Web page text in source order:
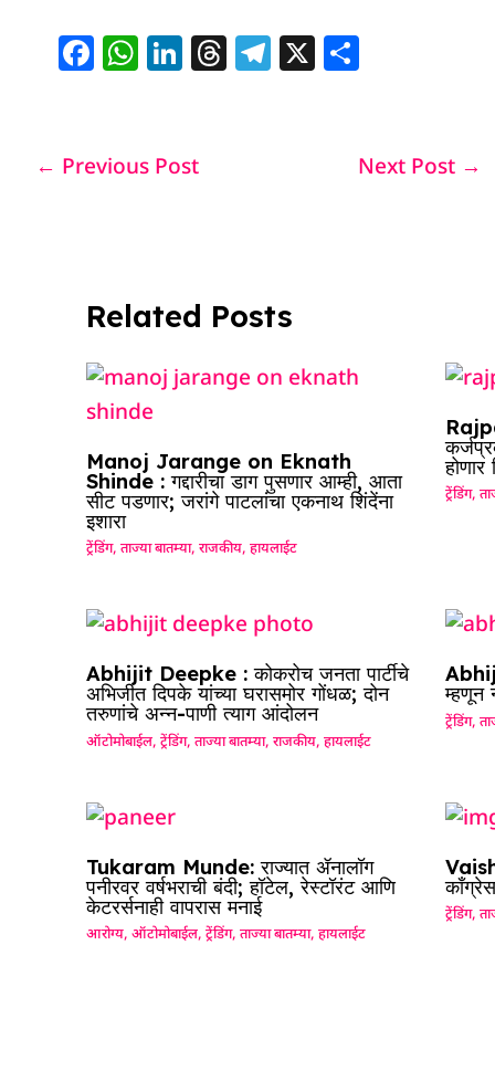
F
e
k
W
s
Li
e
T T X
e
← Previous Post Next Post →
Related Posts
Manoj Jarange on Eknath
Shinde : गद्दारीचा डाग पुसणार आम्ही, आता
सीट पडणार; जरांगे पाटलांचा एकनाथ शिंदेंना
इशारा
ट्रेंडिंग,ताज्या बातम्या,राजकीय,हायलाईट
होणार
ट्रेंडिंग,
Abhijit Deepke : कोकरोच जनता पार्टीचे
अभिजीत दिपके यांच्या घरासमोर गोंधळ; दोन
तरुणांचे अन्न-पाणी त्याग आंदोलन
ऑटोमोबाईल,ट्रेंडिंग,ताज्या बातम्या,राजकीय,हायलाईट
म्हणून
ट्रेंडिंग,
Tukaram Munde: राज्यात ॲनालॉग
पनीरवर वर्षभराची बंदी; हॉटेल, रेस्टॉरंट आणि
केटरर्सनाही वापरास मनाई
आरोग्य,ऑटोमोबाईल,ट्रेंडिंग,ताज्या बातम्या,हायलाईट
ट्रेंडिंग,